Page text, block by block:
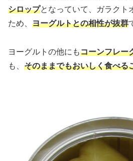
シロップとなっていて、ガラクト
ため、 ヨーグルトとの相性が抜群
ヨーグルトの他にもコーンフレー
も、 そのままでもおいしく食べる